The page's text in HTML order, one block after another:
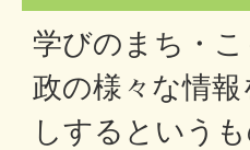
学びのまち・
政の様々な情
しするという